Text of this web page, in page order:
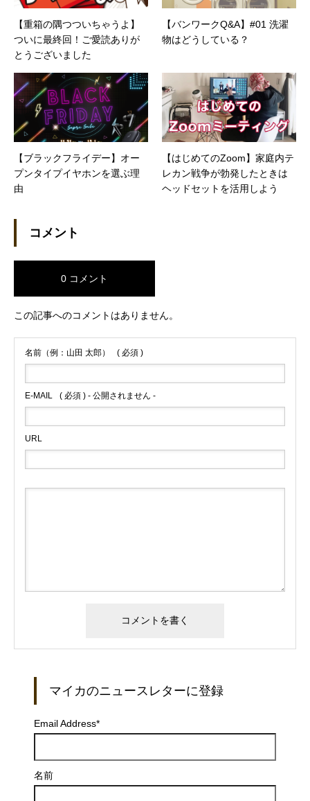
【重箱の隅つついちゃうよ】
ついに最終回！ご愛読ありが
とうございました
【バンワークQ&A】#01 洗濯
物はどうしている？
【ブラックフライデー】オー
プンタイプイヤホンを選ぶ理
由
【はじめてのZoom】家庭内テ
レカン戦争が勃発したときは
ヘッドセットを活用しよう
コメント
0 コメント
この記事へのコメントはありません。
名前（例：山田 太郎） ( 必須 )
E-MAIL ( 必須 ) - 公開されません -
URL
マイカのニュースレターに登録
Email Address*
名前